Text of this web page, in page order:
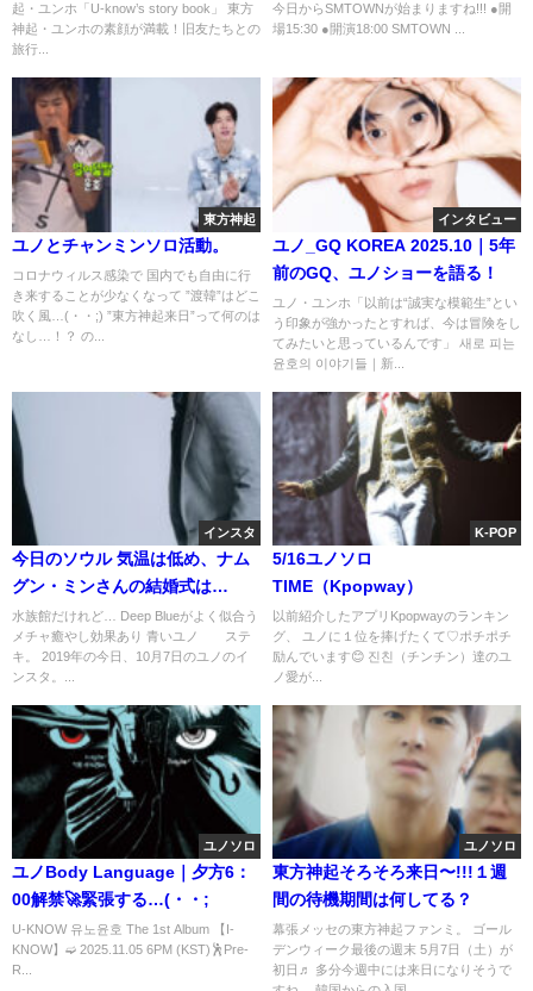
はどんどん公開するべきです👍
起・ユンホ「U-know’s story book」 東方
神起・ユンホの素顔が満載！旧友たちとの
旅行...
今日からSMTOWNが始まりますね!!! ●開
場15:30 ●開演18:00 SMTOWN ...
東方神起
ユノとチャンミンソロ活動。
コロナウィルス感染で 国内でも自由に行
き来することが少なくなって ”渡韓”はどこ
吹く風…(・・;) ”東方神起来日”って何のは
なし…！？ の...
インタビュー
ユノ_GQ KOREA 2025.10｜5年
前のGQ、ユノショーを語る！
ユノ・ユンホ「以前は“誠実な模範生”とい
う印象が強かったとすれば、今は冒険をし
てみたいと思っているんです」 새로 피는
윤호의 이야기들｜新...
インスタ
今日のソウル 気温は低め、ナム
グン・ミンさんの結婚式は
18:30〜
水族館だけれど… Deep Blueがよく似合う
メチャ癒やし効果あり 青いユノ ステ
キ。 2019年の今日、10月7日のユノのイ
ンスタ。...
K-POP
5/16ユノソロ
TIME（Kpopway）
以前紹介したアプリKpopwayのランキン
グ、 ユノに１位を捧げたくて♡ポチポチ
励んでいます😊 진친（チンチン）達のユ
ノ愛が...
ユノソロ
ユノBody Language｜夕方6：
00解禁🚀緊張する…(・・;
U-KNOW 유노윤호 The 1st Album 【I-
KNOW】➫ 2025.11.05 6PM (KST)🕺Pre-
R...
ユノソロ
東方神起そろそろ来日〜!!!１週
間の待機期間は何してる？
幕張メッセの東方神起ファンミ。 ゴール
デンウィーク最後の週末 5月7日（土）が
初日♬ 多分今週中には来日になりそうで